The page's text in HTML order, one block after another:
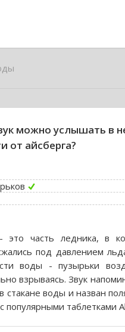
можно услышать в
от айсберга?
это часть ледника, в
под давлением
воды - пузырьки
взрываясь. Звук
стакане воды и назван
популярными таблетками